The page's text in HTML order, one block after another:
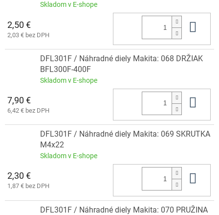
Skladom v E-shope
2,50 €
2,03 € bez DPH
DFL301F / Náhradné diely Makita: 068 DRŽIAK
BFL300F-400F
Skladom v E-shope
7,90 €
6,42 € bez DPH
DFL301F / Náhradné diely Makita: 069 SKRUTKA
M4x22
Skladom v E-shope
2,30 €
1,87 € bez DPH
DFL301F / Náhradné diely Makita: 070 PRUŽINA